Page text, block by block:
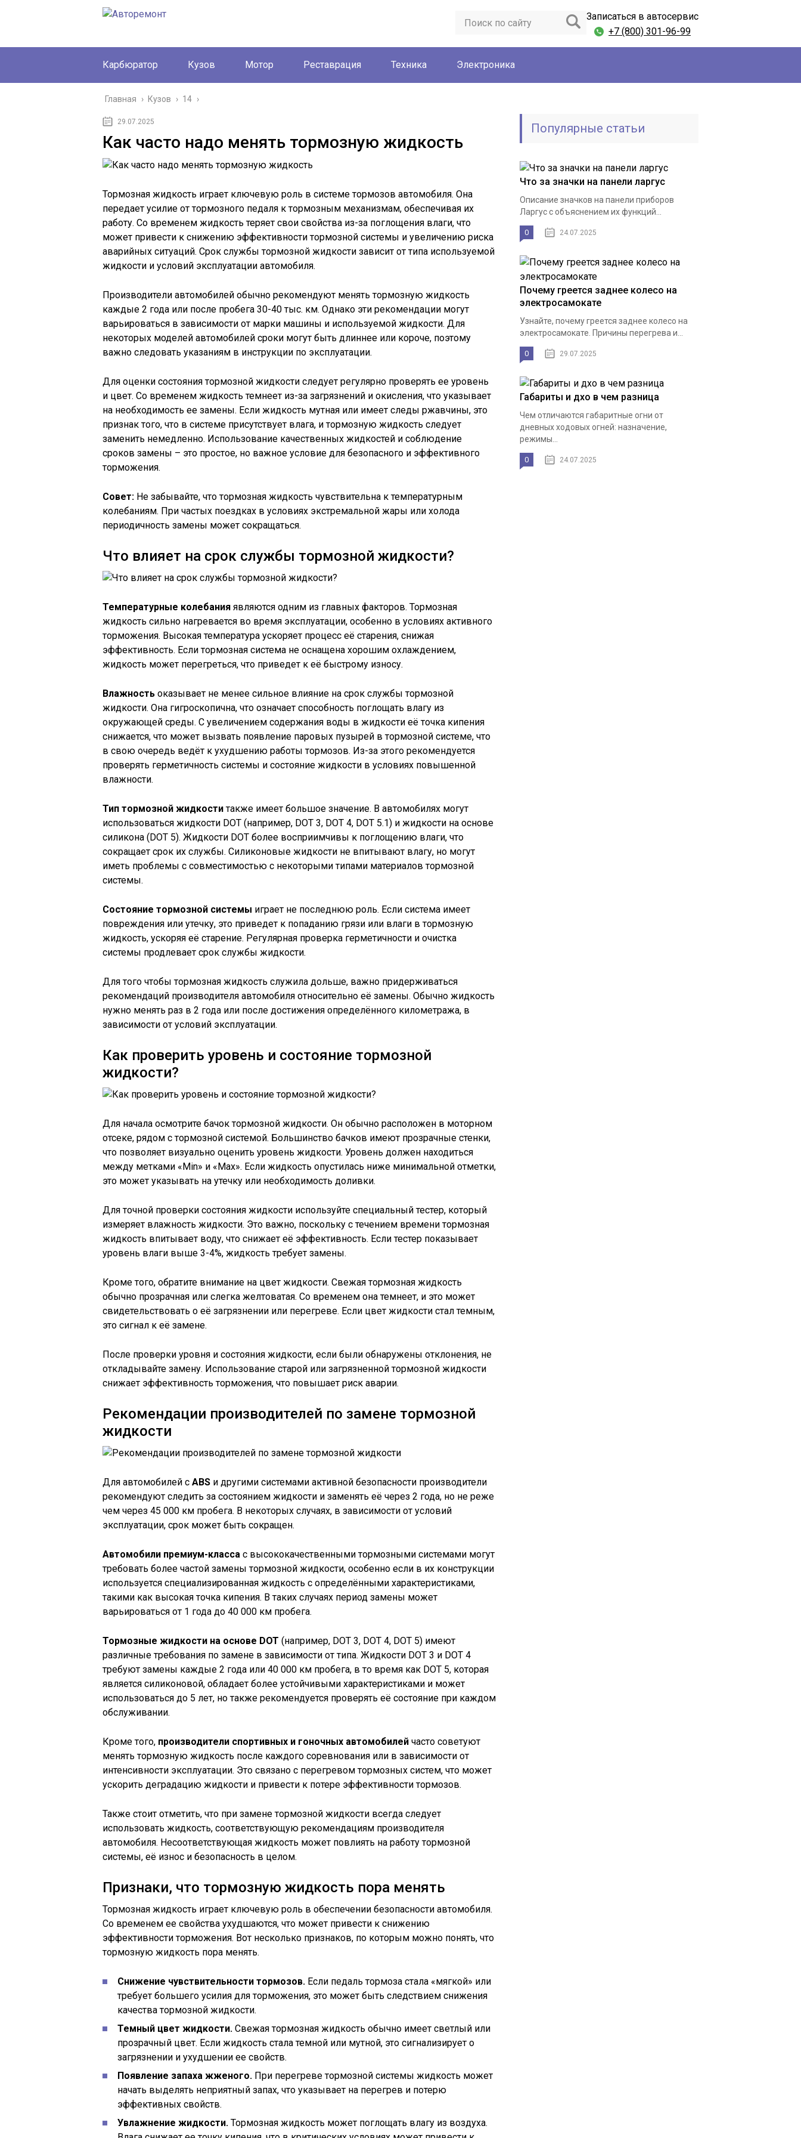
Записаться в автосервис
+7 (800) 301-96-99
Карбюратор Кузов Мотор Реставрация Техника Электроника
Главная › Кузов › 14 ›
29.07.2025
Как часто надо менять тормозную жидкость
Тормозная жидкость играет ключевую роль в системе тормозов автомобиля. Она
передает усилие от тормозного педаля к тормозным механизмам, обеспечивая их
работу. Со временем жидкость теряет свои свойства из-за поглощения влаги, что
может привести к снижению эффективности тормозной системы и увеличению риска
аварийных ситуаций. Срок службы тормозной жидкости зависит от типа используемой
жидкости и условий эксплуатации автомобиля.
Производители автомобилей обычно рекомендуют менять тормозную жидкость
каждые 2 года или после пробега 30-40 тыс. км. Однако эти рекомендации могут
варьироваться в зависимости от марки машины и используемой жидкости. Для
некоторых моделей автомобилей сроки могут быть длиннее или короче, поэтому
важно следовать указаниям в инструкции по эксплуатации.
Для оценки состояния тормозной жидкости следует регулярно проверять ее уровень
и цвет. Со временем жидкость темнеет из-за загрязнений и окисления, что указывает
на необходимость ее замены. Если жидкость мутная или имеет следы ржавчины, это
признак того, что в системе присутствует влага, и тормозную жидкость следует
заменить немедленно. Использование качественных жидкостей и соблюдение
сроков замены – это простое, но важное условие для безопасного и эффективного
торможения.
Совет: Не забывайте, что тормозная жидкость чувствительна к температурным
колебаниям. При частых поездках в условиях экстремальной жары или холода
периодичность замены может сокращаться.
Что влияет на срок службы тормозной жидкости?
Температурные колебания являются одним из главных факторов. Тормозная
жидкость сильно нагревается во время эксплуатации, особенно в условиях активного
торможения. Высокая температура ускоряет процесс её старения, снижая
эффективность. Если тормозная система не оснащена хорошим охлаждением,
жидкость может перегреться, что приведет к её быстрому износу.
Влажность оказывает не менее сильное влияние на срок службы тормозной
жидкости. Она гигроскопична, что означает способность поглощать влагу из
окружающей среды. С увеличением содержания воды в жидкости её точка кипения
снижается, что может вызвать появление паровых пузырей в тормозной системе, что
в свою очередь ведёт к ухудшению работы тормозов. Из-за этого рекомендуется
проверять герметичность системы и состояние жидкости в условиях повышенной
влажности.
Тип тормозной жидкоститакже имеет большое значение. В автомобилях могут
использоваться жидкости DOT (например, DOT 3, DOT 4, DOT 5.1) и жидкости на основе
силикона (DOT 5). Жидкости DOT более восприимчивы к поглощению влаги, что
сокращает срок их службы. Силиконовые жидкости не впитывают влагу, но могут
иметь проблемы с совместимостью с некоторыми типами материалов тормозной
системы.
Состояние тормозной системы играет не последнюю роль. Если система имеет
повреждения или утечку, это приведет к попаданию грязи или влаги в тормозную
жидкость, ускоряя её старение. Регулярная проверка герметичности и очистка
системы продлевает срок службы жидкости.
Для того чтобы тормозная жидкость служила дольше, важно придерживаться
рекомендаций производителя автомобиля относительно её замены. Обычно жидкость
нужно менять раз в 2 года или после достижения определённого километража, в
зависимости от условий эксплуатации.
Как проверить уровень и состояние тормозной
жидкости?
Для начала осмотрите бачок тормозной жидкости. Он обычно расположен в моторном
отсеке, рядом с тормозной системой. Большинство бачков имеют прозрачные стенки,
что позволяет визуально оценить уровень жидкости. Уровень должен находиться
между метками «Min» и «Max». Если жидкость опустилась ниже минимальной отметки,
это может указывать на утечку или необходимость доливки.
Для точной проверки состояния жидкости используйте специальный тестер, который
измеряет влажность жидкости. Это важно, поскольку с течением времени тормозная
жидкость впитывает воду, что снижает её эффективность. Если тестер показывает
уровень влаги выше 3-4%, жидкость требует замены.
Кроме того, обратите внимание на цвет жидкости. Свежая тормозная жидкость
обычно прозрачная или слегка желтоватая. Со временем она темнеет, и это может
свидетельствовать о её загрязнении или перегреве. Если цвет жидкости стал темным,
это сигнал к её замене.
После проверки уровня и состояния жидкости, если были обнаружены отклонения, не
откладывайте замену. Использование старой или загрязненной тормозной жидкости
снижает эффективность торможения, что повышает риск аварии.
Рекомендации производителей по замене тормозной
жидкости
Для автомобилей с ABS и другими системами активной безопасности производители
рекомендуют следить за состоянием жидкости и заменять её через 2 года, но не реже
чем через 45 000 км пробега. В некоторых случаях, в зависимости от условий
эксплуатации, срок может быть сокращен.
Автомобили премиум-класса с высококачественными тормозными системами могут
требовать более частой замены тормозной жидкости, особенно если в их конструкции
используется специализированная жидкость с определёнными характеристиками,
такими как высокая точка кипения. В таких случаях период замены может
варьироваться от 1 года до 40 000 км пробега.
Тормозные жидкости на основе DOT (например, DOT 3, DOT 4, DOT 5) имеют
различные требования по замене в зависимости от типа. Жидкости DOT 3 и DOT 4
требуют замены каждые 2 года или 40 000 км пробега, в то время как DOT 5, которая
является силиконовой, обладает более устойчивыми характеристиками и может
использоваться до 5 лет, но также рекомендуется проверять её состояние при каждом
обслуживании.
Кроме того, производители спортивных и гоночных автомобилей часто советуют
менять тормозную жидкость после каждого соревнования или в зависимости от
интенсивности эксплуатации. Это связано с перегревом тормозных систем, что может
ускорить деградацию жидкости и привести к потере эффективности тормозов.
Также стоит отметить, что при замене тормозной жидкости всегда следует
использовать жидкость, соответствующую рекомендациям производителя
автомобиля. Несоответствующая жидкость может повлиять на работу тормозной
системы, её износ и безопасность в целом.
Признаки, что тормозную жидкость пора менять
Тормозная жидкость играет ключевую роль в обеспечении безопасности автомобиля.
Со временем ее свойства ухудшаются, что может привести к снижению
эффективности торможения. Вот несколько признаков, по которым можно понять, что
тормозную жидкость пора менять.
Снижение чувствительности тормозов. Если педаль тормоза стала «мягкой» или
требует большего усилия для торможения, это может быть следствием снижения
качества тормозной жидкости.
Темный цвет жидкости. Свежая тормозная жидкость обычно имеет светлый или
прозрачный цвет. Если жидкость стала темной или мутной, это сигнализирует о
загрязнении и ухудшении ее свойств.
Появление запаха жженого. При перегреве тормозной системы жидкость может
начать выделять неприятный запах, что указывает на перегрев и потерю
эффективных свойств.
Увлажнение жидкости. Тормозная жидкость может поглощать влагу из воздуха.
Популярные статьи
Что за значки на панели ларгус
Описание значков на панели приборов
Ларгус с объяснением их функций...
0 24.07.2025
Почему греется заднее колесо на
электросамокате
Узнайте, почему греется заднее колесо на
электросамокате. Причины перегрева и...
0 29.07.2025
Габариты и дхо в чем разница
Чем отличаются габаритные огни от
дневных ходовых огней: назначение,
режимы...
0 24.07.2025